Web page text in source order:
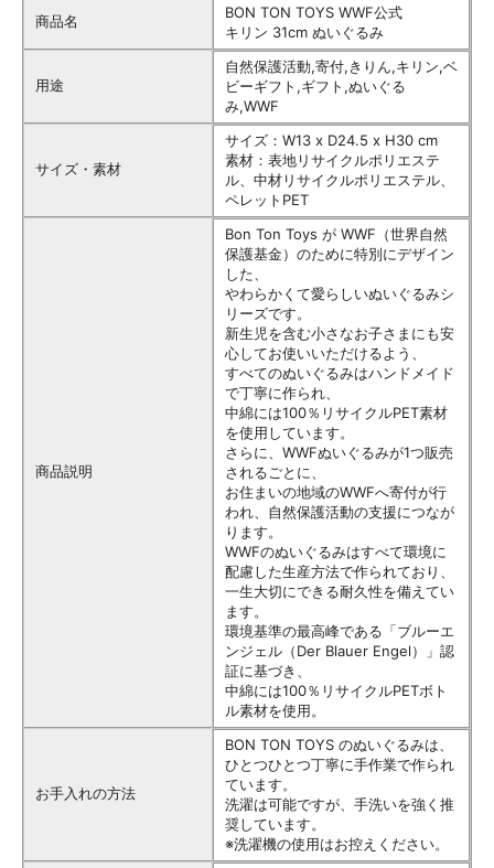
商品名
BON TON TOYS WWF公式
キリン 31cm ぬいぐるみ
用途
自然保護活動,寄付,きりん,キリン,ベ
ビーギフト,ギフト,ぬいぐる
み,WWF
サイズ・素材
サイズ：W13 x D24.5 x H30 cm
素材：表地リサイクルポリエステ
ル、中材リサイクルポリエステル、
ペレットPET
商品説明
Bon Ton Toys が WWF（世界自然
保護基金）のために特別にデザイン
した、
やわらかくて愛らしいぬいぐるみシ
リーズです。
新生児を含む小さなお子さまにも安
心してお使いいただけるよう、
すべてのぬいぐるみはハンドメイド
で丁寧に作られ、
中綿には100％リサイクルPET素材
を使用しています。
さらに、WWFぬいぐるみが1つ販売
されるごとに、
お住まいの地域のWWFへ寄付が行
われ、自然保護活動の支援につなが
ります。
WWFのぬいぐるみはすべて環境に
配慮した生産方法で作られており、
一生大切にできる耐久性を備えてい
ます。
環境基準の最高峰である「ブルーエ
ンジェル（Der Blauer Engel）」認
証に基づき、
中綿には100％リサイクルPETボト
ル素材を使用。
お手入れの方法
BON TON TOYS のぬいぐるみは、
ひとつひとつ丁寧に手作業で作られ
ています。
洗濯は可能ですが、手洗いを強く推
奨しています。
※洗濯機の使用はお控えください。